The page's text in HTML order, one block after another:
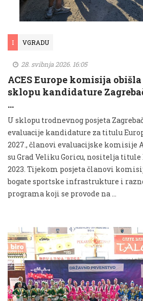
I VGRADU
28. svibnja 2026. 16:05
ACES Europe komisija
sklopu kandidature
…
U sklopu trodnevnog posjeta
evaluacije kandidature za titulu
2027., članovi evaluacijske komisije
su Grad Veliku Goricu, nositelja
2023. Tijekom posjeta članovi
bogate sportske infrastrukture i
programa koji se provode na …